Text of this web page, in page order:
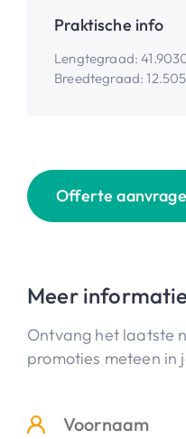
Praktische info
Lengtegraad:
Breedtegraad:
Offerte
Meer
Ontvang het laatste
promoties meteen in